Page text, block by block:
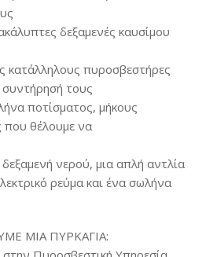
δεξαμενές καυσίμου
κατάλληλους πυροσβεστήρες
συντήρησή τους
ποτίσματος, μήκους
που θέλουμε να
νερού, μια απλή αντλία
ρεύμα και ένα σωλήνα
ΜΙΑ ΠΥΡΚΑΓΙΑ: